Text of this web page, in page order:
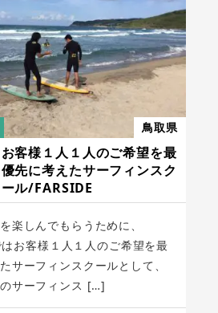
鳥取県
お客様１人１人のご希望を最
優先に考えたサーフィンスク
ール/FARSIDE
楽しんでもらうために、
はお客様１人１人のご希望を最
サーフィンスクールとして、
サーフィンス […]